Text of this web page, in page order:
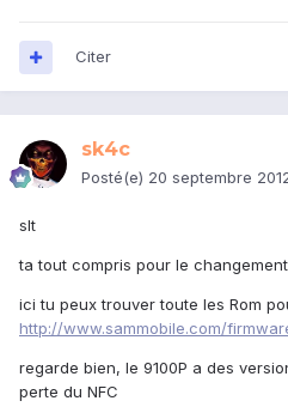
Citer
sk4c
Posté(e) 20 septembre
slt
ta tout compris pour le
ici tu peux trouver toute les Rom
http://www.sammobile.com/
regarde bien, le 9100P a des
perte du NFC